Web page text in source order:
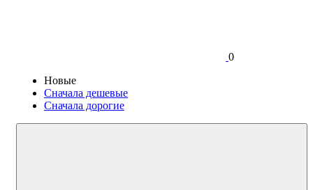
0
Новые
Сначала дешевые
Сначала дорогие